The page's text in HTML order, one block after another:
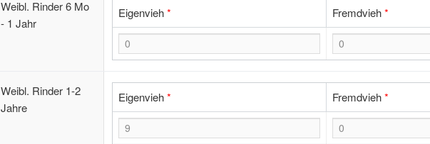
Weibl. Rinder 6 Mo
- 1 Jahr
Eigenvieh* Fremdvieh*
Weibl. Rinder 1-2
Jahre
Eigenvieh* Fremdvieh*